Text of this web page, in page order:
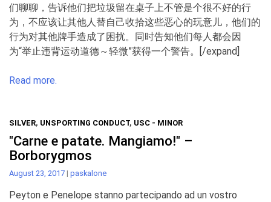
们聊聊，告诉他们把垃圾留在桌子上不管是个很不好的行
为，不应该让其他人替自己收拾这些恶心的玩意儿，他们的
行为对其他牌手造成了困扰。同时告知他们每人都会因
为“举止违背运动道德～轻微”获得一个警告。[/expand]
Read more.
SILVER, UNSPORTING CONDUCT, USC - MINOR
"Carne e patate. Mangiamo!" –
Borborygmos
August 23, 2017 | paskalone
Peyton e Penelope stanno partecipando ad un vostro